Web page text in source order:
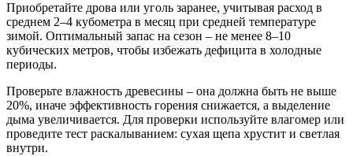
Приобретайте дрова или уголь заранее, учитывая расход в
среднем 2–4 кубометра в месяц при средней температуре
зимой. Оптимальный запас на сезон – не менее 8–10
кубических метров, чтобы избежать дефицита в холодные
периоды.
Проверьте влажность древесины – она должна быть не выше
20%, иначе эффективность горения снижается, а выделение
дыма увеличивается. Для проверки используйте влагомер или
проведите тест раскалыванием: сухая щепа хрустит и светлая
внутри.